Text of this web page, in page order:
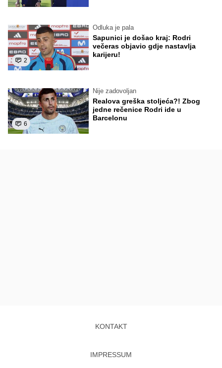
2
Odluka je pala
Sapunici je došao kraj: Rodri
večeras objavio gdje nastavlja
karijeru!
6
Nije zadovoljan
Realova greška stoljeća?! Zbog
jedne rečenice Rodri ide u
Barcelonu
KONTAKT
IMPRESSUM